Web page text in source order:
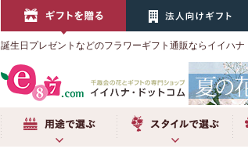
誕生日プレゼントなどのフラワーギフト通販ならイイハナ